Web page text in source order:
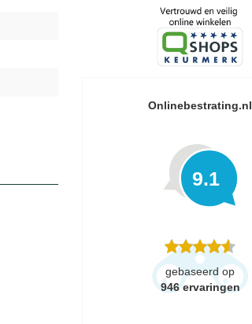
Onlinebestrating.nl
9.1
gebaseerd op
946 ervaringen